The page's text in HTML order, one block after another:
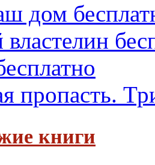
дом
пропасть.
книги